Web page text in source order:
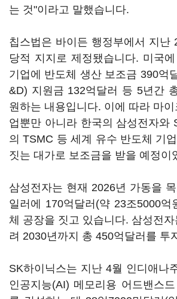
는 것"이라고 말했습니다.
칩스법은 바이든 행정부에서 지난
당적 지지로 제정됐습니다. 미국
기업에 반도체 생산 보조금 390억
&D) 지원금 132억달러 등 5년간
원하는 내용입니다. 이에 따라 마이
업뿐만 아니라 한국의 삼성전자와
의 TSMC 등 세계 유수 반도체 기
짓는 대가로 보조금을 받을 예정이
삼성전자는 현재 2026년 가동을
일러에 170억달러(약 23조5000억
체 공장을 짓고 있습니다. 삼성전
려 2030년까지 총 450억달러를 투
SK하이닉스는 지난 4월 인디애나
인공지능(AI) 메모리용 어드밴스